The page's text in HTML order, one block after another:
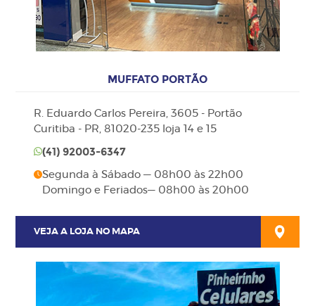
MUFFATO PORTÃO
R. Eduardo Carlos Pereira, 3605 - Portão
Curitiba - PR, 81020-235 loja 14 e 15
(41)92003-6347
Segunda à Sábado — 08h00 às 22h00
Domingo e Feriados— 08h00 às 20h00
VEJA A LOJA NO MAPA